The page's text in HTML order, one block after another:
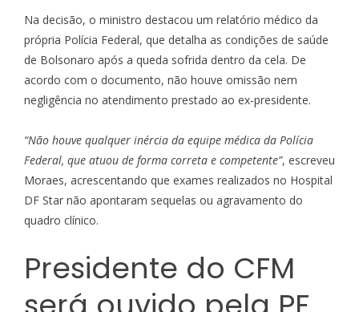
Na decisão, o ministro destacou um relatório médico da
própria Polícia Federal, que detalha as condições de saúde
de Bolsonaro após a queda sofrida dentro da cela. De
acordo com o documento, não houve omissão nem
negligência no atendimento prestado ao ex-presidente.
“Não houve qualquer inércia da equipe médica da Polícia
Federal, que atuou de forma correta e competente”, escreveu
Moraes, acrescentando que exames realizados no Hospital
DF Star não apontaram sequelas ou agravamento do
quadro clínico.
Presidente do CFM